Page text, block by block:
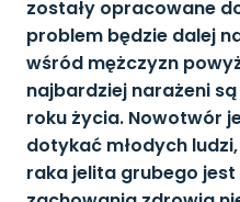
zostały opracowane
problem będzie dalej
wśród mężczyzn
najbardziej narażeni
roku życia. Nowotwór
dotykać młodych
raka jelita grubego